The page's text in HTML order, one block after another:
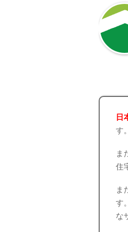
日
す
ま
住
ま
す
な